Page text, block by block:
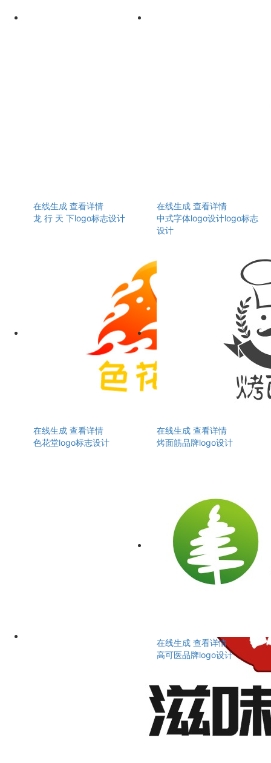
在线生成 查看详情
龙 行 天 下logo标志设计
在线生成 查看详情
中式字体logo设计logo标志
设计
在线生成 查看详情
色花堂logo标志设计
在线生成 查看详情
烤面筋品牌logo设计
在线生成 查看详情
高可医品牌logo设计